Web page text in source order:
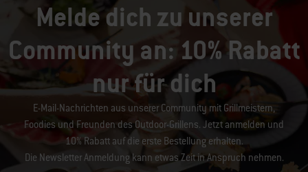
Melde dich zu unserer
Community an: 10% Rabatt
nur für dich
E-Mail-Nachrichten aus unserer Community mit Grillmeistern,
Foodies und Freunden des Outdoor-Grillens. Jetzt anmelden und
10% Rabatt auf die erste Bestellung erhalten.
Die Newsletter Anmeldung kann etwas Zeit in Anspruch nehmen.